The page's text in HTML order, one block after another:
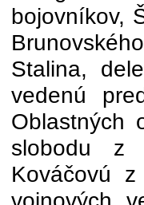
bojovníkov,
Stalina,
vedenú
Oblastných
slobodu z
Kováčovú